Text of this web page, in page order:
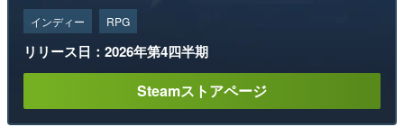
インディー RPG
リリース日：2026年第4四半期
Steamストアページ